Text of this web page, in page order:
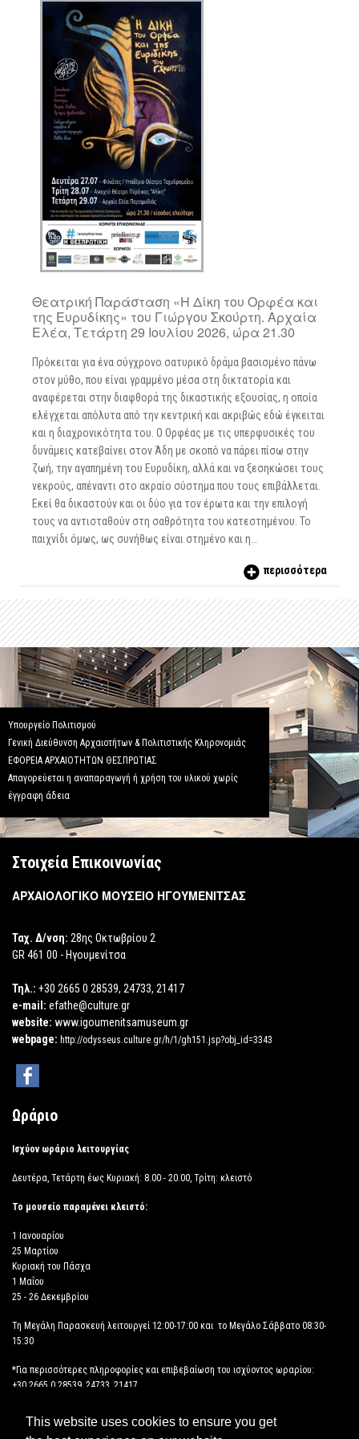
This website uses cookies to ensure you get
ΑΡΧΑΙΟΛΟΓΙΚΟΙ ΧΩΡΟΙ
Θεατρική Παράσταση «Η Δίκη του Ορφέα και
της Ευρυδίκης» του Γιώργου Σκούρτη. Αρχαία
Ελέα, Τετάρτη 29 Ιουλίου 2026, ώρα 21.30
Πρόκειται για ένα σύγχρονο σατυρικό δράμα βασισμένο πάνω
στον μύθο, που είναι γραμμένο μέσα στη δικτατορία και
αναφέρεται στην διαφθορά της δικαστικής εξουσίας, η οποία
ελέγχεται απόλυτα από την κεντρική και ακριβώς εδώ έγκειται
και η διαχρονικότητα του. Ο Ορφέας με τις υπερφυσικές του
δυνάμεις κατεβαίνει στον Άδη με σκοπό να πάρει πίσω στην
ζωή, την αγαπημένη του Ευρυδίκη, αλλά και να ξεσηκώσει τους
νεκρούς, απέναντι στο ακραίο σύστημα που τους επιβάλλεται.
Εκεί θα δικαστούν και οι δύο για τον έρωτα και την επιλογή
τους να αντισταθούν στη σαθρότητα του κατεστημένου. Το
παιχνίδι όμως, ως συνήθως είναι στημένο και η…
περισσότερα
Υπουργείο Πολιτισμού
Γενική Διεύθυνση Αρχαιοτήτων & Πολιτιστικής Κληρονομιάς
ΕΦΟΡΕΙΑ ΑΡΧΑΙΟΤΗΤΩΝ ΘΕΣΠΡΩΤΙΑΣ
Απαγορεύεται η αναπαραγωγή ή χρήση του υλικού χωρίς
έγγραφη άδεια
Στοιχεία Επικοινωνίας
ΑΡΧΑΙΟΛΟΓΙΚΟ ΜΟΥΣΕΙΟ ΗΓΟΥΜΕΝΙΤΣΑΣ
Ταχ. Δ/νση: 28ης Οκτωβρίου 2
GR 461 00 - Ηγουμενίτσα
Τηλ.: +30 2665 0 28539, 24733, 21417
e-mail: efathe@culture.gr
website: www.igoumenitsamuseum.gr
webpage: http://odysseus.culture.gr/h/1/gh151.jsp?obj_id=3343
Ωράριο
Ισχύον ωράριο λειτουργίας
Δευτέρα, Τετάρτη έως Κυριακή: 8.00 - 20.00, Τρίτη: κλειστό
Το μουσείο παραμένει κλειστό:
1 Ιανουαρίου
25 Μαρτίου
Κυριακή του Πάσχα
1 Μαΐου
25 - 26 Δεκεμβρίου
Τη Μεγάλη Παρασκευή λειτουργεί 12:00-17:00 και το Μεγάλο Σάββατο 08:30-
15:30
*Για περισσότερες πληροφορίες και επιβεβαίωση του ισχύοντος ωραρίου:
+30 2665 0 28539, 24733, 21417
ΔΗΛΩΣΗ ΠΡΟΣΒΑΣΙΜΟΤΗΤΑΣ